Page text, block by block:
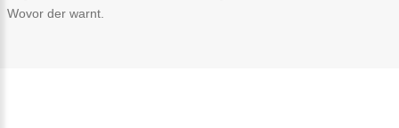
Wovor der warnt.